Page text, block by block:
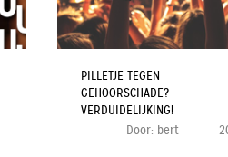
PILLETJE TEGEN
GEHOORSCHADE?
VERDUIDELIJKING!
Door: bert